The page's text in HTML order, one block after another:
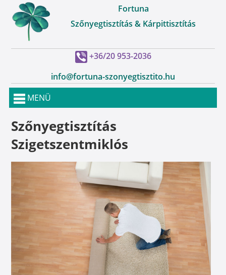
Fortuna
Szőnyegtisztítás & Kárpittisztítás
+36/20 953-2036
info@fortuna-szonyegtisztito.hu
MENÜ
Szőnyegtisztítás
Szigetszentmiklós